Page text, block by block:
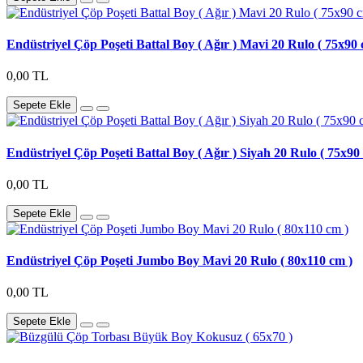
Endüstriyel Çöp Poşeti Battal Boy ( Ağır ) Mavi 20 Rulo ( 75x90
0,00 TL
Sepete Ekle
Endüstriyel Çöp Poşeti Battal Boy ( Ağır ) Siyah 20 Rulo ( 75x90
0,00 TL
Sepete Ekle
Endüstriyel Çöp Poşeti Jumbo Boy Mavi 20 Rulo ( 80x110 cm )
0,00 TL
Sepete Ekle